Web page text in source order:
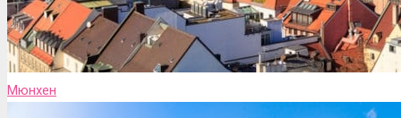
Мюнхен